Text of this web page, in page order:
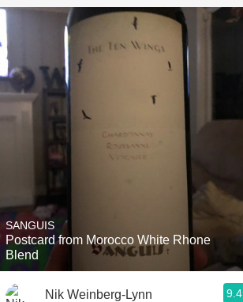
SANGUIS
Postcard from Morocco White Rhone
Blend
Nik Weinberg-Lynn 9.4